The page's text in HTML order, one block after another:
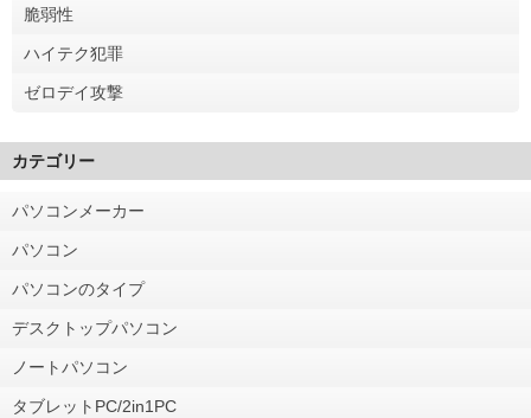
脆弱性
ハイテク犯罪
ゼロデイ攻撃
カテゴリー
パソコンメーカー
パソコン
パソコンのタイプ
デスクトップパソコン
ノートパソコン
タブレットPC/2in1PC